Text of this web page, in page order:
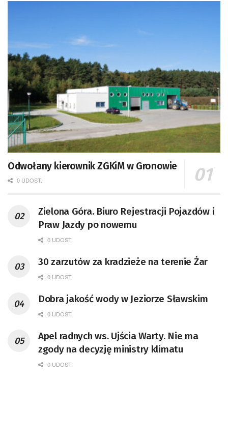
Odwołany kierownik ZGKiM w Gronowie
0 UDOST.
Zielona Góra. Biuro Rejestracji Pojazdów i
Praw Jazdy po nowemu
0 UDOST.
30 zarzutów za kradzieże na terenie Żar
0 UDOST.
Dobra jakość wody w Jeziorze Sławskim
0 UDOST.
Apel radnych ws. Ujścia Warty. Nie ma
zgody na decyzję ministry klimatu
0 UDOST.